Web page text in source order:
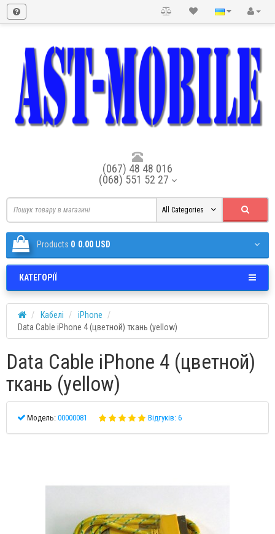
(067) 48 48 016
(068) 551 52 27
All Categories
Products 0 0.00 USD
КАТЕГОРІЇ
Кабелі
iPhone
Data Cable iPhone 4 (цветной) ткань (yellow)
Data Cable iPhone 4 (цветной)
ткань (yellow)
Модель: 00000081 Відгуків: 6